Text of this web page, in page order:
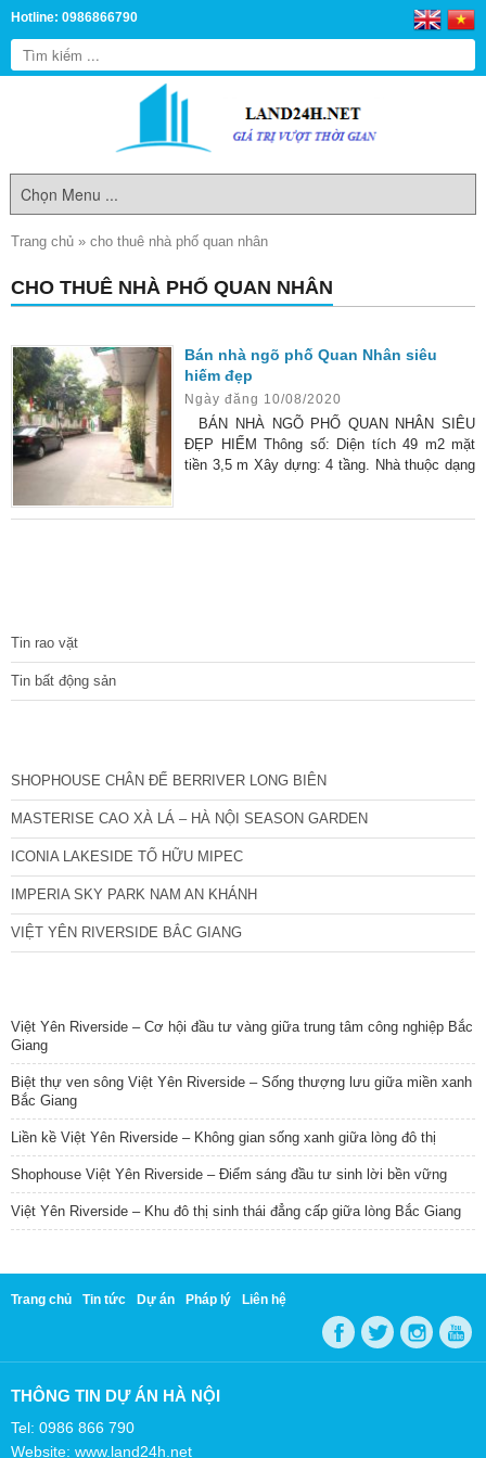
Hotline: 0986866790
Trang chủ » cho thuê nhà phố quan nhân
CHO THUÊ NHÀ PHỐ QUAN NHÂN
Bán nhà ngõ phố Quan Nhân siêu
hiếm đẹp
Ngày đăng 10/08/2020
BÁN NHÀ NGÕ PHỐ QUAN NHÂN SIÊU
ĐẸP HIẾM Thông số: Diện tích 49 m2 mặt
tiền 3,5 m Xây dựng: 4 tầng. Nhà thuộc dạng
Tin rao vặt
Tin bất động sản
SHOPHOUSE CHÂN ĐẾ BERRIVER LONG BIÊN
MASTERISE CAO XÀ LÁ – HÀ NỘI SEASON GARDEN
ICONIA LAKESIDE TỐ HỮU MIPEC
IMPERIA SKY PARK NAM AN KHÁNH
VIỆT YÊN RIVERSIDE BẮC GIANG
Việt Yên Riverside – Cơ hội đầu tư vàng giữa trung tâm công nghiệp Bắc
Giang
Biệt thự ven sông Việt Yên Riverside – Sống thượng lưu giữa miền xanh
Bắc Giang
Liền kề Việt Yên Riverside – Không gian sống xanh giữa lòng đô thị
Shophouse Việt Yên Riverside – Điểm sáng đầu tư sinh lời bền vững
Việt Yên Riverside – Khu đô thị sinh thái đẳng cấp giữa lòng Bắc Giang
Trang chủ Tin tức Dự án Pháp lý Liên hệ
THÔNG TIN DỰ ÁN HÀ NỘI
Tel: 0986 866 790
Website: www.land24h.net